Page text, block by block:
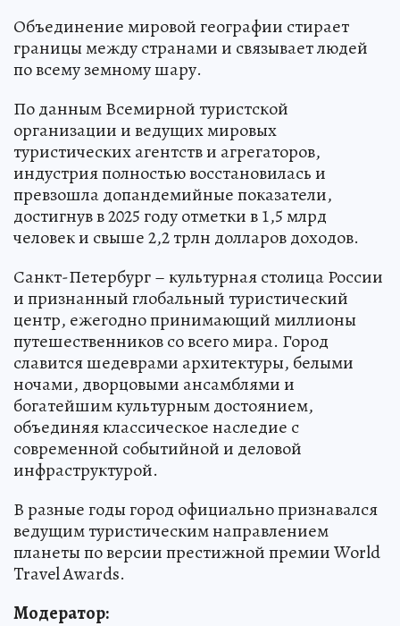
Объединение мировой географии стирает
границы между странами и связывает людей
по всему земному шару.
По данным Всемирной туристской
организации и ведущих мировых
туристических агентств и агрегаторов,
индустрия полностью восстановилась и
превзошла допандемийные показатели,
достигнув в 2025 году отметки в 1,5 млрд
человек и свыше 2,2 трлн долларов доходов.
Санкт-Петербург – культурная столица России
и признанный глобальный туристический
центр, ежегодно принимающий миллионы
путешественников со всего мира. Город
славится шедеврами архитектуры, белыми
ночами, дворцовыми ансамблями и
богатейшим культурным достоянием,
объединяя классическое наследие с
современной событийной и деловой
инфраструктурой.
В разные годы город официально признавался
ведущим туристическим направлением
планеты по версии престижной премии World
Travel Awards.
Модератор: